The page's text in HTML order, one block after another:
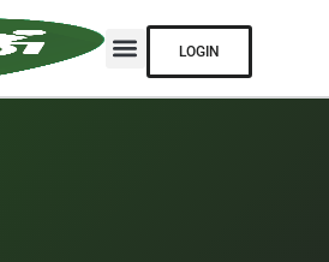
LOGIN